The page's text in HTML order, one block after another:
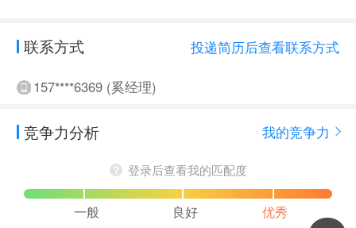
联系方式 投递简历后查看联系方式
157****6369 (奚经理)
竞争力分析 我的竞争力
登录后查看我的匹配度
一般 良好 优秀